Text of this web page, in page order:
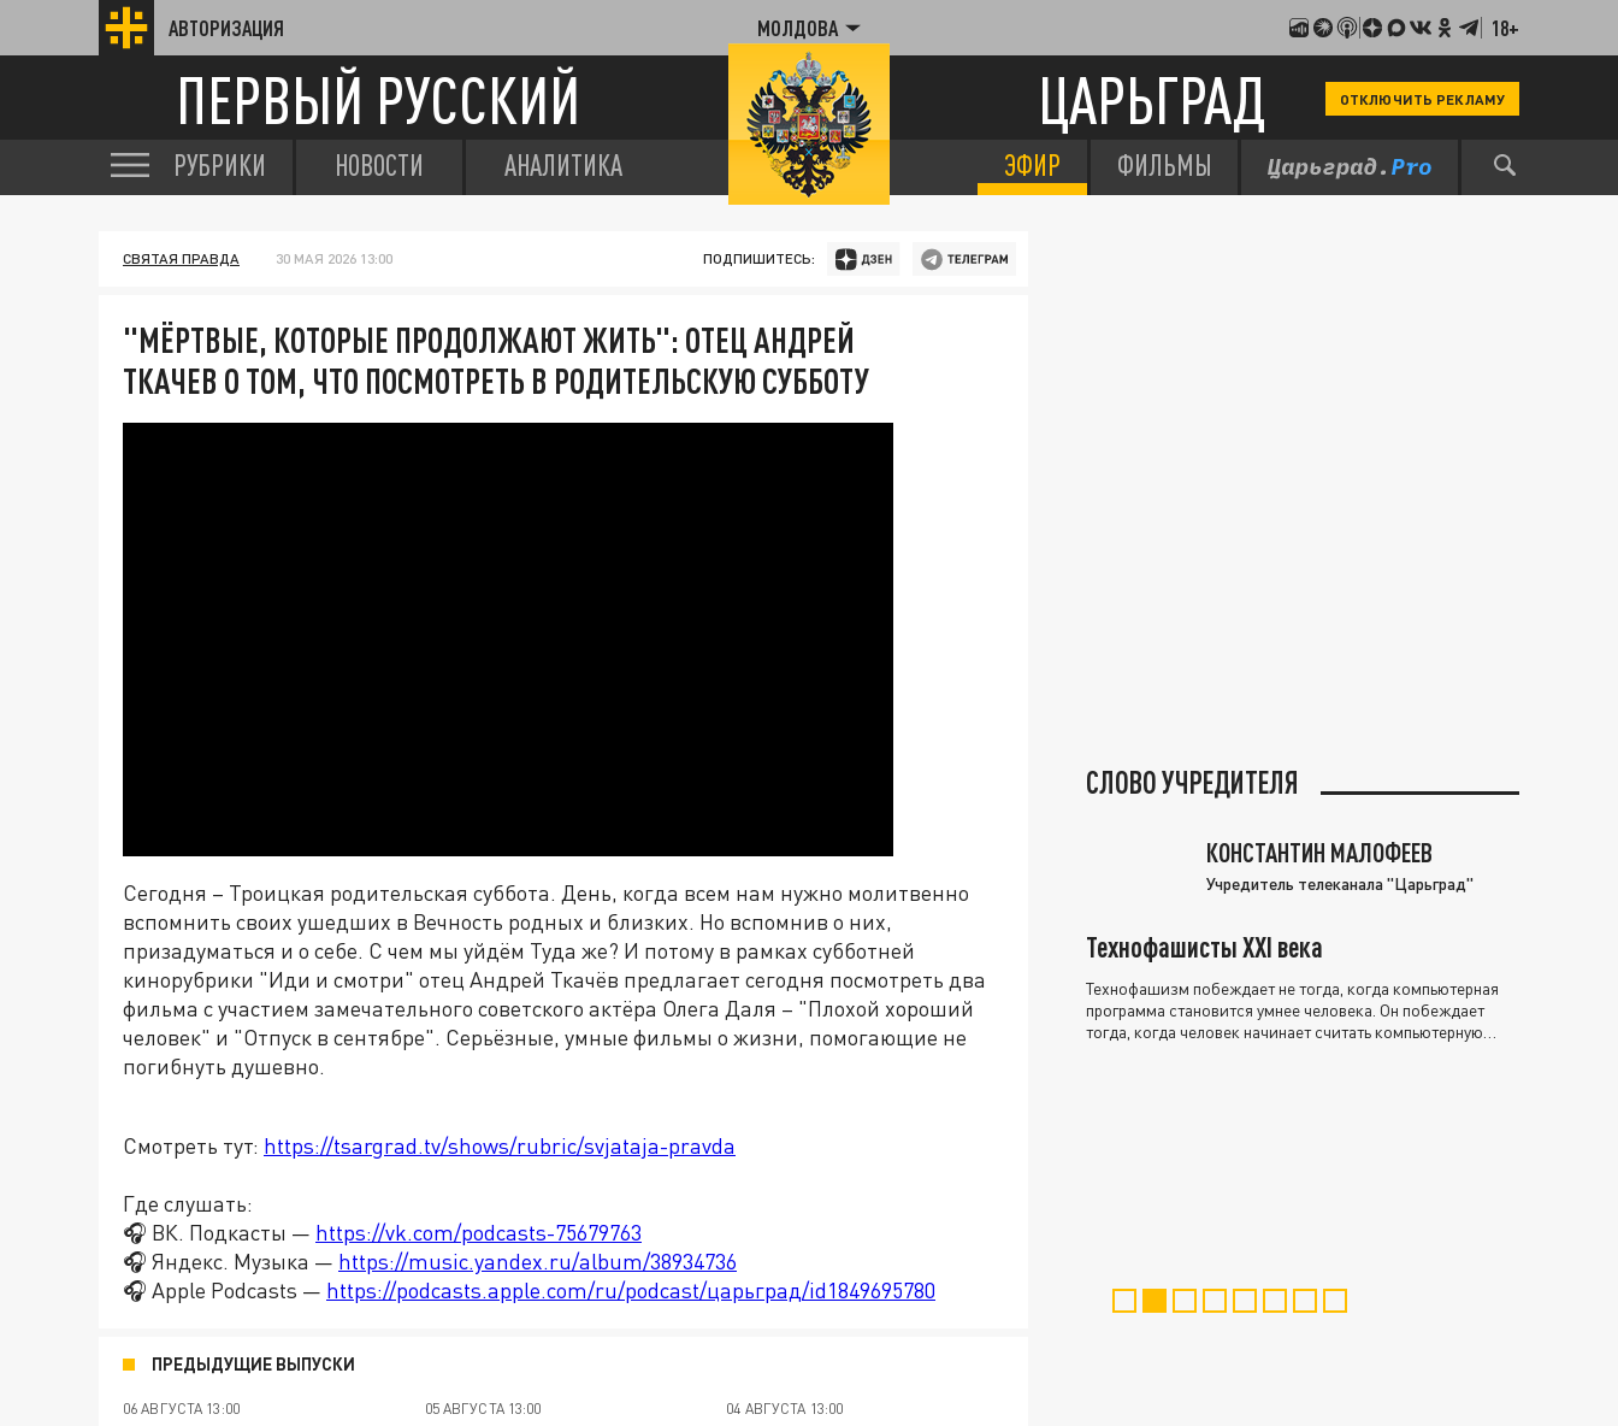
АВТОРИЗАЦИЯ МОЛДОВА 18+
ПЕРВЫЙ РУССКИЙ ЦАРЬГРАД ОТКЛЮЧИТЬ РЕКЛАМУ
РУБРИКИ НОВОСТИ АНАЛИТИКА ЭФИР ФИЛЬМЫ
СВЯТАЯ ПРАВДА 30 МАЯ 2026 13:00 ПОДПИШИТЕСЬ:
"МЁРТВЫЕ, КОТОРЫЕ ПРОДОЛЖАЮТ ЖИТЬ": ОТЕЦ АНДРЕЙ
ТКАЧЕВ О ТОМ, ЧТО ПОСМОТРЕТЬ В РОДИТЕЛЬСКУЮ СУББОТУ
Сегодня – Троицкая родительская суббота. День, когда всем нам нужно молитвенно
вспомнить своих ушедших в Вечность родных и близких. Но вспомнив о них,
призадуматься и о себе. С чем мы уйдём Туда же? И потому в рамках субботней
кинорубрики "Иди и смотри" отец Андрей Ткачёв предлагает сегодня посмотреть два
фильма с участием замечательного советского актёра Олега Даля – "Плохой хороший
человек" и "Отпуск в сентябре". Серьёзные, умные фильмы о жизни, помогающие не
погибнуть душевно.
Смотреть тут: https://tsargrad.tv/shows/rubric/svjataja-pravda
Где слушать:
🎧 ВК. Подкасты — https://vk.com/podcasts-75679763
🎧 Яндекс. Музыка — https://music.yandex.ru/album/38934736
🎧 Apple Podcasts — https://podcasts.apple.com/ru/podcast/царьград/id1849695780
ПРЕДЫДУЩИЕ ВЫПУСКИ
06 АВГУСТА 13:00 05 АВГУСТА 13:00 04 АВГУСТА 13:00
СЛОВО УЧРЕДИТЕЛЯ
КОНСТАНТИН МАЛОФЕЕВ
Учредитель телеканала "Царьград"
Технофашисты XXI века
Технофашизм побеждает не тогда, когда компьютерная
программа становится умнее человека. Он побеждает
тогда, когда человек начинает считать компьютерную